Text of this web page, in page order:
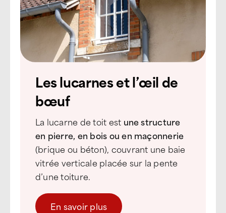
Les lucarnes et l’œil de
bœuf
La lucarne de toit est une structure
en pierre, en bois ou en maçonnerie
(brique ou béton), couvrant une baie
vitrée verticale placée sur la pente
d’une toiture.
En savoir plus